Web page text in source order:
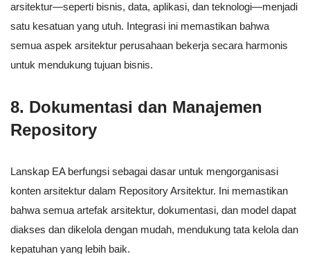
arsitektur—seperti bisnis, data, aplikasi, dan teknologi—menjadi
satu kesatuan yang utuh. Integrasi ini memastikan bahwa
semua aspek arsitektur perusahaan bekerja secara harmonis
untuk mendukung tujuan bisnis.
8. Dokumentasi dan Manajemen
Repository
Lanskap EA berfungsi sebagai dasar untuk mengorganisasi
konten arsitektur dalam Repository Arsitektur. Ini memastikan
bahwa semua artefak arsitektur, dokumentasi, dan model dapat
diakses dan dikelola dengan mudah, mendukung tata kelola dan
kepatuhan yang lebih baik.